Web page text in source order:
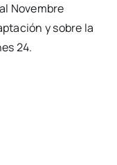
Novem­bre
y sobre la
24.